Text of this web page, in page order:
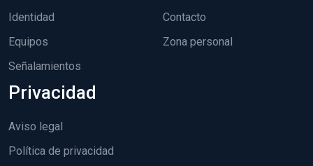
Identidad
Equipos
Señalamientos
Contacto
Zona personal
Privacidad
Aviso legal
Política de privacidad